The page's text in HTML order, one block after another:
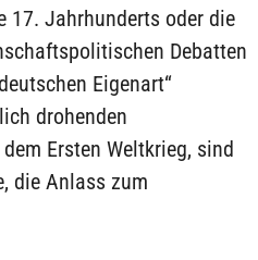
17. Jahrhunderts oder die
Debatten
Eigenart“
drohenden
Ersten Weltkrieg, sind
die Anlass zum